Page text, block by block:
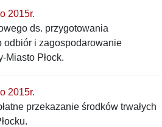
2015r.
ds. przygotowania
i zagospodarowanie
Miasto Płock.
2015r.
przekazanie środków trwałych